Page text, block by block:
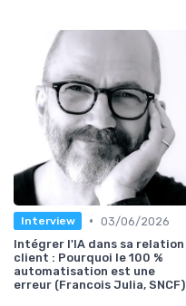
Interview • 03/06/2026
Intégrer l'IA dans sa relation
client : Pourquoi le 100 %
automatisation est une
erreur (Francois Julia, SNCF)